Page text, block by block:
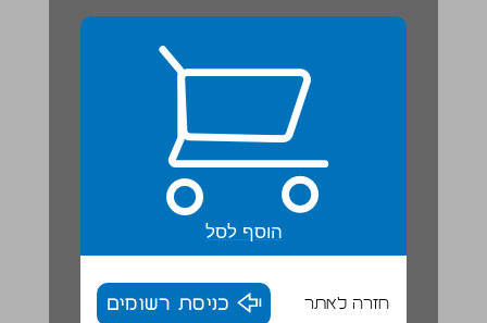
הוסף לסל
חזרה לאתר כניסת רשומים